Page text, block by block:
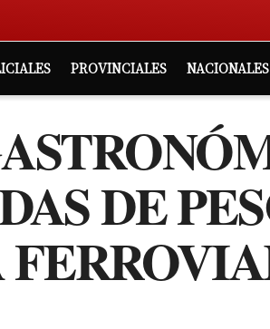
PROVINCIALES NACIONALES
DE